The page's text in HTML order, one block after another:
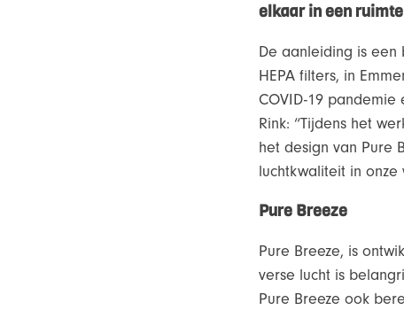
elkaar in een
De aanleiding is een
HEPA filters, in
COVID-19
Rink: “Tijdens het
het design van Pure
luchtkwaliteit in onze
Pure Breeze
Pure Breeze, is
verse lucht is
Pure Breeze ook